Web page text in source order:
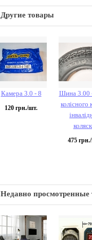
Другие товары
Камера 3.0 - 8
120 грн./шт.
Шина 3.00
колісного
475
Недавно просмотренные